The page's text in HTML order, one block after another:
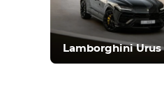
Conducir
Condición
Lamborghini Urus